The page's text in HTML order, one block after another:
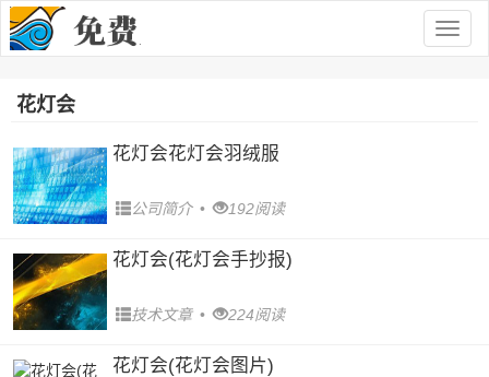
花灯会
花灯会花灯会羽绒服
公司简介 • 192阅读
花灯会(花灯会手抄报)
技术文章 • 224阅读
花灯会(花灯会图片)